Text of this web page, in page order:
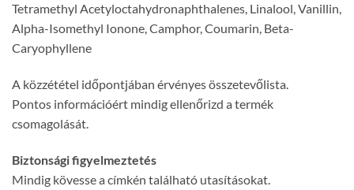
Tetramethyl Acetyloctahydronaphthalenes, Linalool, Vanillin,
Alpha-Isomethyl Ionone, Camphor, Coumarin, Beta-
Caryophyllene
A közzététel időpontjában érvényes összetevőlista.
Pontos információért mindig ellenőrizd a termék
csomagolását.
Biztonsági figyelmeztetés
Mindig kövesse a címkén található utasításokat.